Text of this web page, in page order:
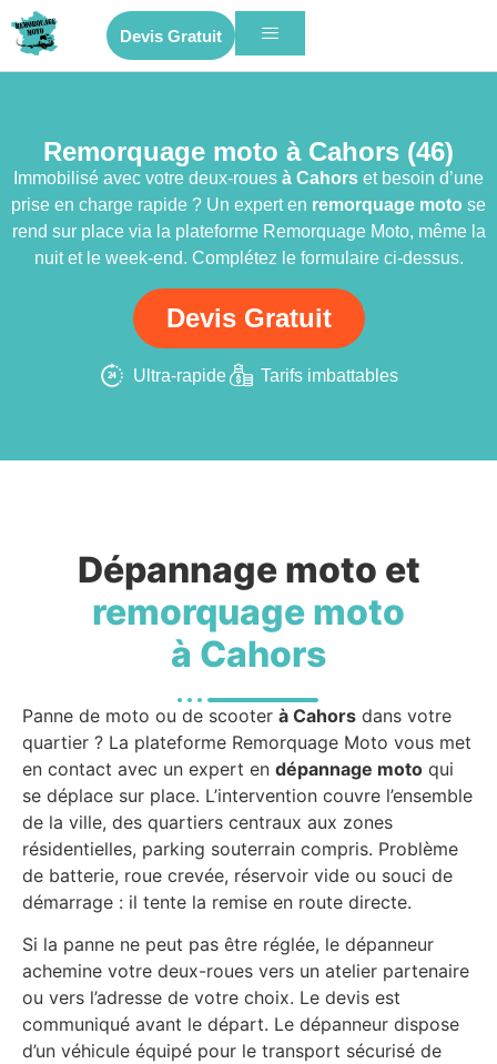
Devis Gratuit
Remorquage moto à Cahors (46)
Immobilisé avec votre deux-roues à Cahors et besoin d’une
prise en charge rapide ? Un expert en remorquage moto se
rend sur place via la plateforme Remorquage Moto, même la
nuit et le week-end. Complétez le formulaire ci-dessus.
Devis Gratuit
Ultra-rapide Tarifs imbattables
Dépannage moto et
remorquage moto
à Cahors
Panne de moto ou de scooter à Cahors dans votre
quartier ? La plateforme Remorquage Moto vous met
en contact avec un expert en dépannage moto qui
se déplace sur place. L’intervention couvre l’ensemble
de la ville, des quartiers centraux aux zones
résidentielles, parking souterrain compris. Problème
de batterie, roue crevée, réservoir vide ou souci de
démarrage : il tente la remise en route directe.
Si la panne ne peut pas être réglée, le dépanneur
achemine votre deux-roues vers un atelier partenaire
ou vers l’adresse de votre choix. Le devis est
communiqué avant le départ. Le dépanneur dispose
d’un véhicule équipé pour le transport sécurisé de